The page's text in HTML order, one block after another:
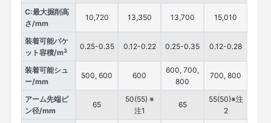
C:最大掘削高
さ/mm
10,720 13,350 13,700 15,010
装着可能バケ
ット容積/m3 0.25-0.35 0.12-0.22 0.25-0.35 0.12-0.28
装着可能シュ
ー/mm
500, 600 600
600, 700,
800
700, 800
アーム先端ピ
ン径/mm
65
50(55) ※
注1
65
55(50)※注
2